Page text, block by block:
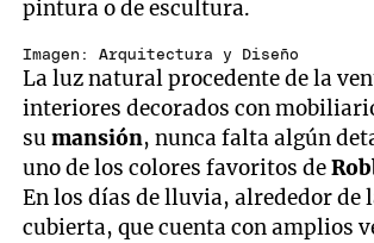
pintura o de escultura.
Imagen: Arquitectura y Diseño
La luz natural procedente de la
interiores decorados con
sumansión, nunca falta algún
uno de los colores favoritos de
En los días de lluvia, alrededor de
cubierta, que cuenta con amplios